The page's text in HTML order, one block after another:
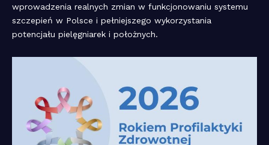
wprowadzenia realnych zmian w funkcjonowaniu systemu
szczepień w Polsce i pełniejszego wykorzystania
potencjału pielęgniarek i położnych.